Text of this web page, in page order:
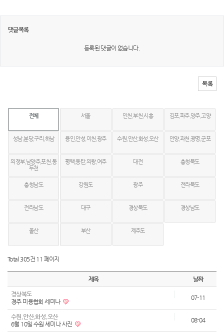
댓글목록
등록된 댓글이 없습니다.
목록
전체 서울 인천,부천,시흥 김포,파주,양주,고양
성남,분당,구리,하남 용인,안성,이천,광주 수원,안산,화성,오산 안양,과천,광명,군포
의정부,남양주,포천,동
두천
평택,동탄,의왕,여주 대전 충청북도
충청남도 강원도 광주 전라북도
전라남도 대구 경상북도 경상남도
울산 부산 제주도
Total 305건 11 페이지
제목 날짜
경상북도
경주 미용협회 세미나
07-11
수원,안산,화성,오산
6월 10일 수원 세미나 사진
08-04